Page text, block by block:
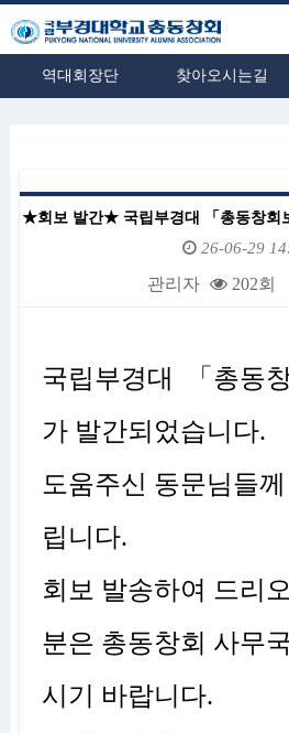
역대회장단 찾아오시는길
★회보 발간★ 국립부경대 「총동창회
26-06-29
관리자 202회
국립부경대 「총동
가 발간되었습니다.
도움주신 동문님들
립니다.
회보 발송하여 드리
분은 총동창회 사무
시기 바랍니다.